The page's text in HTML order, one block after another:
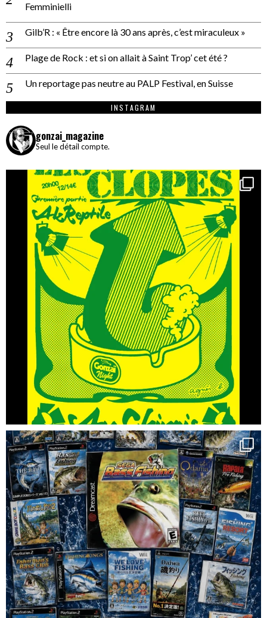
Femminielli
Gilb’R : « Être encore là 30 ans après, c’est miraculeux »
Plage de Rock : et si on allait à Saint Trop’ cet été ?
Un reportage pas neutre au PALP Festival, en Suisse
INSTAGRAM
gonzai_magazine
Seul le détail compte.